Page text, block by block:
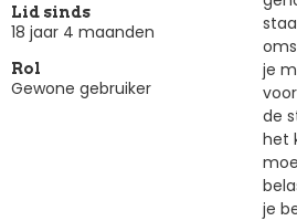
Lid sinds
18 jaar 4 maanden
Rol
Gewone gebruiker
je
de
het
je